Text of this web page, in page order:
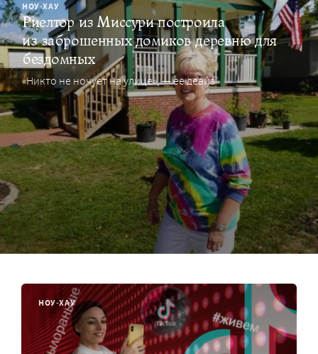
НОУ-ХАУ
Риелтор из Миссури построила
из заброшенных домиков деревню для
бездомных
«Никто не ночует на улице», — ее девиз
НОУ-ХАУ